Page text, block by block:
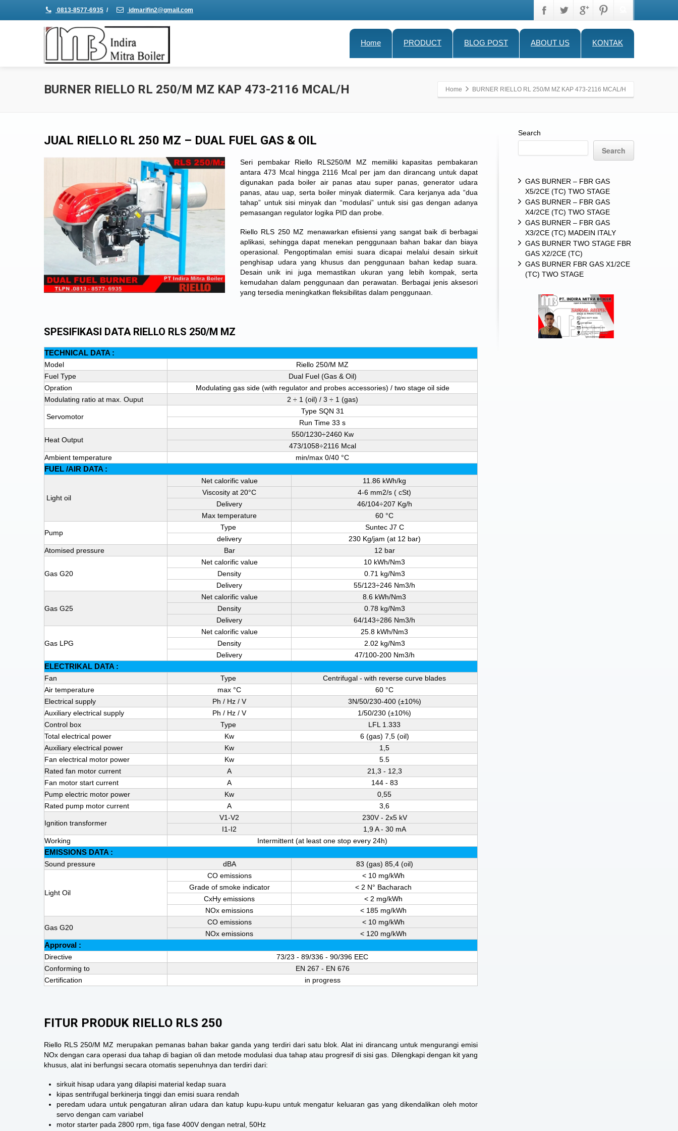
0813-8577-6935 / idmarifin2@gmail.com
Home PRODUCT BLOG POST ABOUT US KONTAK
BURNER RIELLO RL 250/M MZ KAP 473-2116 MCAL/H Home BURNER RIELLO RL 250/M MZ KAP 473-2116 MCAL/H
JUAL RIELLO RL 250 MZ – DUAL FUEL GAS & OIL
Seri pembakar Riello RLS250/M MZ memiliki kapasitas pembakaran
antara 473 Mcal hingga 2116 Mcal per jam dan dirancang untuk dapat
digunakan pada boiler air panas atau super panas, generator udara
panas, atau uap, serta boiler minyak diatermik. Cara kerjanya ada “dua
tahap” untuk sisi minyak dan “modulasi” untuk sisi gas dengan adanya
pemasangan regulator logika PID dan probe.
Riello RLS 250 MZ menawarkan efisiensi yang sangat baik di berbagai
aplikasi, sehingga dapat menekan penggunaan bahan bakar dan biaya
operasional. Pengoptimalan emisi suara dicapai melalui desain sirkuit
penghisap udara yang khusus dan penggunaan bahan kedap suara.
Desain unik ini juga memastikan ukuran yang lebih kompak, serta
kemudahan dalam penggunaan dan perawatan. Berbagai jenis aksesori
yang tersedia meningkatkan fleksibilitas dalam penggunaan.
SPESIFIKASI DATA RIELLO RLS 250/M MZ
TECHNICAL DATA :
Model
Riello 250/M MZ
Fuel Type
Dual Fuel (Gas & Oil)
Opration
Modulating gas side (with regulator and probes accessories) / two stage oil side
Modulating ratio at max. Ouput
2 ÷ 1 (oil) / 3 ÷ 1 (gas)
Servomotor
Type SQN 31
Run Time 33 s
Heat Output
550/1230÷2460 Kw
473/1058÷2116 Mcal
Ambient temperature
min/max 0/40 °C
FUEL /AIR DATA :
Light oil
Net calorific value
11.86 kWh/kg
Viscosity at 20°C
4-6 mm2/s ( cSt)
Delivery
46/104÷207 Kg/h
Max temperature
60 °C
Pump
Type
Suntec J7 C
delivery
230 Kg/jam (at 12 bar)
Atomised pressure
Bar 12 bar
Gas G20
Net calorific value
10 kWh/Nm3
Density
0.71 kg/Nm3
Delivery
55/123÷246 Nm3/h
Gas G25
Net calorific value
8.6 kWh/Nm3
Density
0.78 kg/Nm3
Delivery
64/143÷286 Nm3/h
Gas LPG
Net calorific value
25.8 kWh/Nm3
Density
2.02 kg/Nm3
Delivery
47/100-200 Nm3/h
ELECTRIKAL DATA :
Fan Type
Centrifugal - with reverse curve blades
Air temperature
max °C
60 °C
Electrical supply
Ph / Hz / V
3N/50/230-400 (±10%)
Auxiliary electrical supply
Ph / Hz / V
1/50/230 (±10%)
Control box
Type
LFL 1.333
Total electrical power
Kw
6 (gas) 7,5 (oil)
Auxiliary electrical power
Kw
1,5
Fan electrical motor power
Kw
5.5
Rated fan motor current
A
21,3 - 12,3
Fan motor start current
A
144 - 83
Pump electric motor power
Kw
0,55
Rated pump motor current
A 3,6
Ignition transformer
V1-V2
230V - 2x5 kV
I1-I2
1,9 A - 30 mA
Working
Intermittent (at least one stop every 24h)
EMISSIONS DATA :
Sound pressure dBA 83 (gas) 85,4 (oil)
Light Oil
CO emissions
< 10 mg/kWh
Grade of smoke indicator
< 2 N° Bacharach
CxHy emissions
< 2 mg/kWh
NOx emissions
< 185 mg/kWh
Gas G20
CO emissions
< 10 mg/kWh
NOx emissions
< 120 mg/kWh
Approval :
Directive
73/23 - 89/336 - 90/396 EEC
Conforming to
EN 267 - EN 676
Certification
in progress
FITUR PRODUK RIELLO RLS 250
Riello RLS 250/M MZ merupakan pemanas bahan bakar ganda yang terdiri dari satu blok. Alat ini dirancang untuk mengurangi emisi
NOx dengan cara operasi dua tahap di bagian oli dan metode modulasi dua tahap atau progresif di sisi gas. Dilengkapi dengan kit yang
khusus, alat ini berfungsi secara otomatis sepenuhnya dan terdiri dari:
sirkuit hisap udara yang dilapisi material kedap suara
kipas sentrifugal berkinerja tinggi dan emisi suara rendah
peredam udara untuk pengaturan aliran udara dan katup kupu-kupu untuk mengatur keluaran gas yang dikendalikan oleh motor
servo dengan cam variabel
motor starter pada 2800 rpm, tiga fase 400V dengan netral, 50Hz
Search
Search
GAS BURNER – FBR GAS
X5/2CE (TC) TWO STAGE
GAS BURNER – FBR GAS
X4/2CE (TC) TWO STAGE
GAS BURNER – FBR GAS
X3/2CE (TC) MADEIN ITALY
GAS BURNER TWO STAGE FBR
GAS X2/2CE (TC)
GAS BURNER FBR GAS X1/2CE
(TC) TWO STAGE